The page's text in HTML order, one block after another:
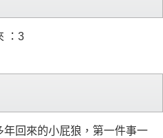
：3
回來的小屁狼，第一件事一